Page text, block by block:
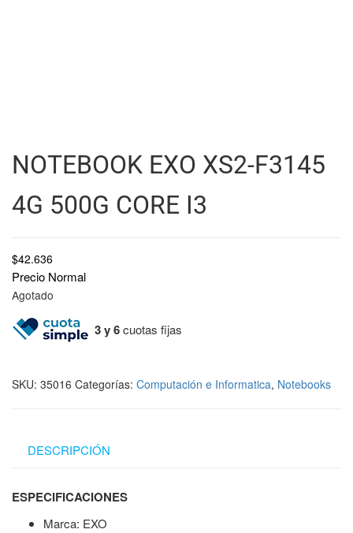
NOTEBOOK EXO XS2-F3145
4G 500G CORE I3
$42.636
Precio Normal
Agotado
3 y 6cuotas fijas
SKU: 35016 Categorías: Computación e Informatica, Notebooks
DESCRIPCIÓN
ESPECIFICACIONES
Marca: EXO